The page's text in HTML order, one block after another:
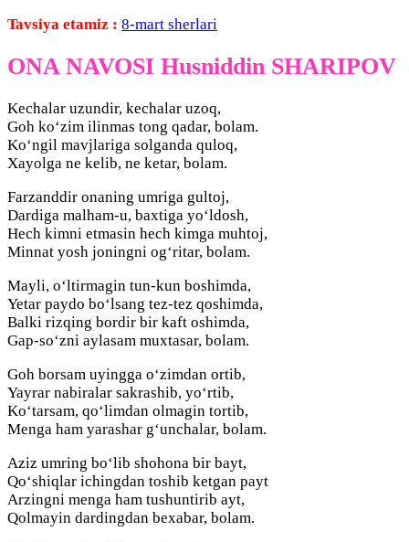
Tavsiya etamiz : 8-mart sherlari
ONA NAVOSI Husniddin SHARIPOV
Kechalar uzundir, kechalar uzoq,
Goh ko‘zim ilinmas tong qadar, bolam.
Ko‘ngil mavjlariga solganda quloq,
Xayolga ne kelib, ne ketar, bolam.
Farzanddir onaning umriga gultoj,
Dardiga malham-u, baxtiga yo‘ldosh,
Hech kimni etmasin hech kimga muhtoj,
Minnat yosh joningni og‘ritar, bolam.
Mayli, o‘ltirmagin tun-kun boshimda,
Yetar paydo bo‘lsang tez-tez qoshimda,
Balki rizqing bordir bir kaft oshimda,
Gap-so‘zni aylasam muxtasar, bolam.
Goh borsam uyingga o‘zimdan ortib,
Yayrar nabiralar sakrashib, yo‘rtib,
Ko‘tarsam, qo‘limdan olmagin tortib,
Menga ham yarashar g‘unchalar, bolam.
Aziz umring bo‘lib shohona bir bayt,
Qo‘shiqlar ichingdan toshib ketgan payt
Arzingni menga ham tushuntirib ayt,
Qolmayin dardingdan bexabar, bolam.